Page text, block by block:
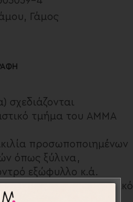
, Γάμος
σχεδιάζονται
τμήμα του AMMA
προσωποποιημένων
όπως ξύλινα,
εξώφυλλο κ.ά.
να χαράξουμε το δικό